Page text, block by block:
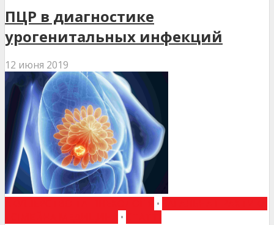
ПЦР в диагностике
урогенитальных инфекций
12 июня 2019
•
•